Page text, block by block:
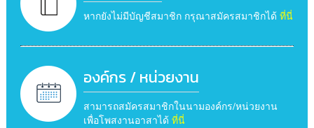
หากยังไม่มีบัญชีสมาชิก กรุณาสมัครสมาชิกได้ ที่นี่
องค์กร / หน่วยงาน
สามารถสมัครสมาชิกในนามองค์กร/หน่วยงาน
เพื่อโพสงานอาสาได้ ที่นี่